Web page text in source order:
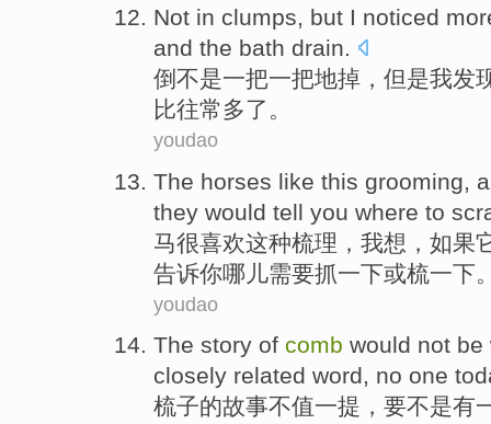
Not in clumps, but I noticed
and the bath drain.
倒不是一把一把地掉， 但是我发
比往常 多了。
youdao
The horses like this grooming ,
they would tell you where to
马很喜欢这种梳理 ， 我想 ， 如果
告诉你哪儿需要抓一下或梳一下
youdao
The story of comb would not
closely related word, no one
梳子的故事不值一提 ， 要不是有